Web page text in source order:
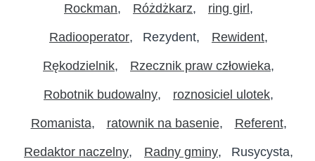
Rockman Różdżkarz ring girl
Radiooperator Rezydent Rewident
Rękodzielnik Rzecznik praw człowieka
Robotnik budowalny roznosiciel ulotek
Romanista ratownik na basenie Referent
Redaktor naczelny Radny gminy Rusycysta